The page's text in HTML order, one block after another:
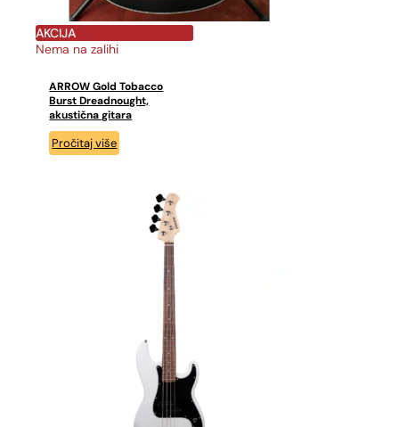
AKCIJA
Nema na zalihi
ARROW Gold Tobacco
Burst Dreadnought,
akustična gitara
Pročitaj više